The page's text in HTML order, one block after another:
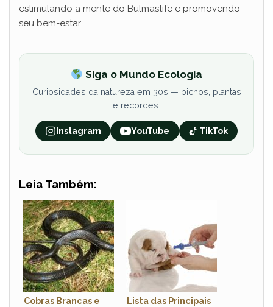
estimulando a mente do Bulmastife e promovendo
seu bem-estar.
Siga o Mundo Ecologia
Curiosidades da natureza em 30s — bichos, plantas
e recordes.
Instagram YouTube TikTok
Leia Também:
Cobras Brancas e
Lista das Principais